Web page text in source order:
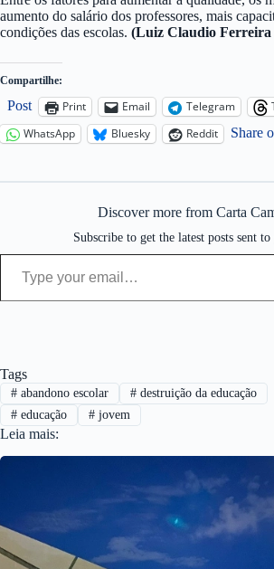
aumento do salário dos professores, mais
condições das escolas. (Luiz Claudio Ferreira
Compartilhe:
Post Print Email Telegram
WhatsApp
Bluesky Reddit Share
Discover more from Carta
Subscribe to get the latest posts sent to
Type your email…
Tags
#abandono escolar #destruição da educação
#educação #jovem
Leia mais: